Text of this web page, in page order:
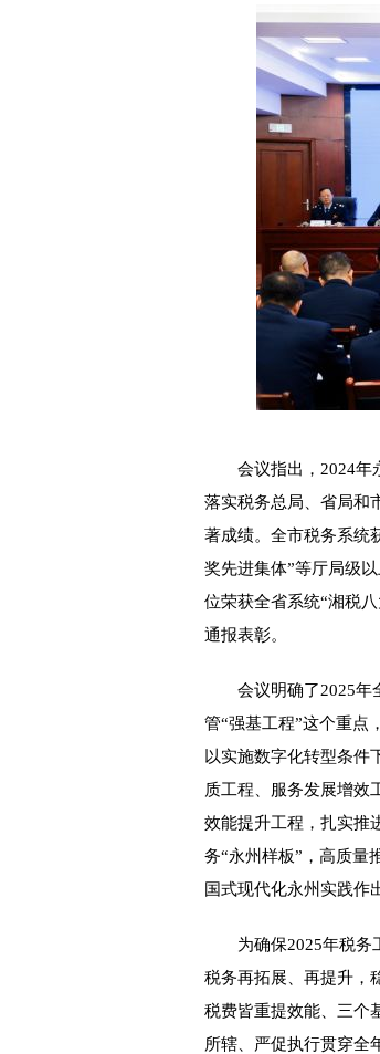
会议指出，2024年永
落实税务总局、省局和
著成绩。全市税务系统
奖先进集体”等厅局级
位荣获全省系统“湘税
通报表彰。
会议明确了2025年全
管“强基工程”这个重点
以实施数字化转型条件
质工程、服务发展增效
效能提升工程，扎实推
务“永州样板”，高质量
国式现代化永州实践作
为确保2025年税务工
税务再拓展、再提升，
税费皆重提效能、三个
所辖、严促执行贯穿全